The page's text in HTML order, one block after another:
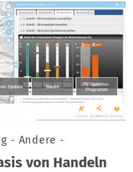
- Andere -
von Handeln